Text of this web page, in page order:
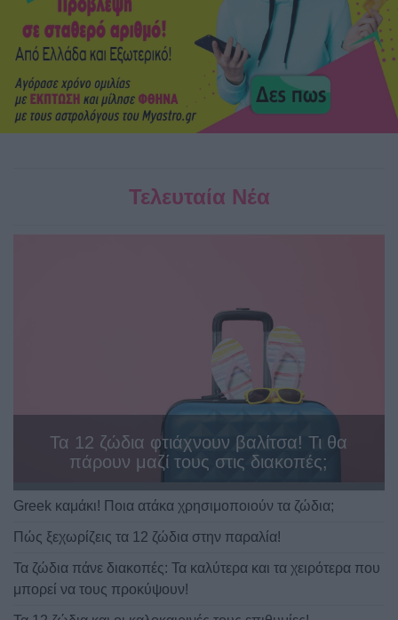
Τελευταία Νέα
Τα 12 ζώδια φτιάχνουν βαλίτσα! Τι θα
πάρουν μαζί τους στις διακοπές;
Greek καμάκι! Ποια ατάκα χρησιμοποιούν τα ζώδια;
Πώς ξεχωρίζεις τα 12 ζώδια στην παραλία!
Τα ζώδια πάνε διακοπές: Τα καλύτερα και τα χειρότερα που
μπορεί να τους προκύψουν!